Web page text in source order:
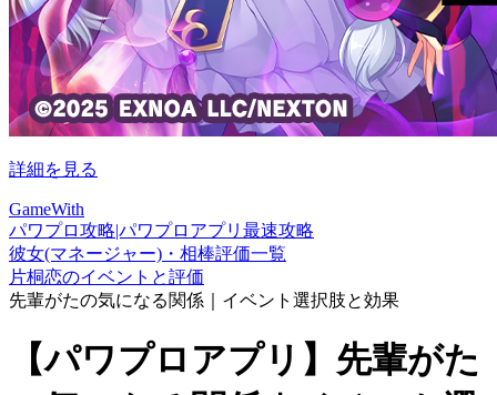
詳細を見る
GameWith
パワプロ攻略|パワプロアプリ最速攻略
彼女(マネージャー)・相棒評価一覧
片桐恋のイベントと評価
先輩がたの気になる関係｜イベント選択肢と効果
【パワプロアプリ】先輩がた